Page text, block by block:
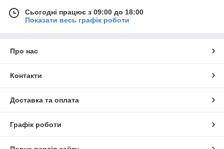
Сьогодні працює з 09:00 до 18:00
Показати весь графік роботи
Про нас
Контакти
Доставка та оплата
Графік роботи